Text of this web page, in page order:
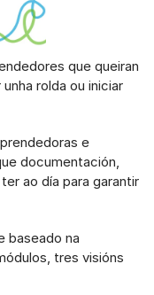
que queiran
rolda ou iniciar
e
documentación,
ao día para garantir
baseado na
tres visións